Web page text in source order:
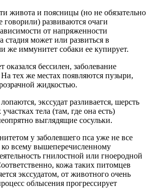
живота и поясницы (но не обязательно
развиваются очаги
от напряженности
стадия может или развиться в
же иммунитет собаки ее купирует.
бессилен, заболевание
На тех же местах появляются пузыри,
жидкостью.
экссудат разливается, шерсть
тела (там, где она есть)
выглядящие сосульки.
у заболевшего пса уже не все
ко всему вышеперечисленному
гнилостной или гноеродной
кожа таких питомцев
экссудатом, от животного очень
облысения прогрессирует